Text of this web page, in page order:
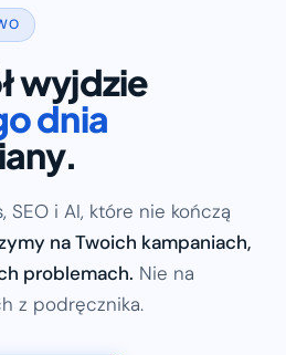
wyjdzie
dnia
SEO i AI, które nie kończą
na Twoich kampaniach,
problemach. Nie na
z podręcznika.